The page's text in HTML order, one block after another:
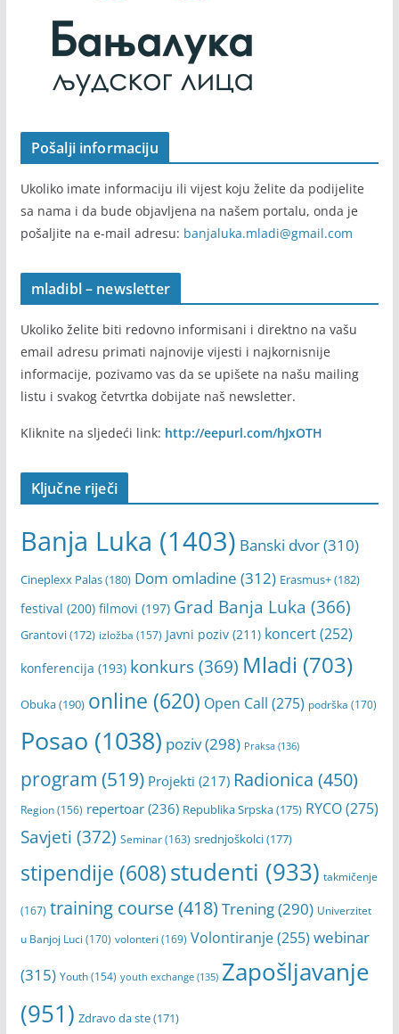
Pošalji informaciju
Ukoliko imate informaciju ili vijest koju želite da podijelite
sa nama i da bude objavljena na našem portalu, onda je
pošaljite na e-mail adresu: banjaluka.mladi@gmail.com
mladibl – newsletter
Ukoliko želite biti redovno informisani i direktno na vašu
email adresu primati najnovije vijesti i najkornisnije
informacije, pozivamo vas da se upišete na našu mailing
listu i svakog četvrtka dobijate naš newsletter.
Kliknite na sljedeći link: http://eepurl.com/hJxOTH
Ključne riječi
Banja Luka (1403) Banski dvor(310)
Cineplexx Palas(180) Dom omladine (312) Erasmus+(182)
festival (200) filmovi (197) Grad Banja Luka (366)
Grantovi(172) izložba (157) Javni poziv(211) koncert(252)
konferencija (193) konkurs(369) Mladi (703)
Obuka(190) online (620) Open Call (275) podrška (170)
Posao (1038) poziv(298) Praksa(136)
program (519) Projekti (217) Radionica (450)
Region(156) repertoar(236) Republika Srpska(175) RYCO(275)
Savjeti (372) Seminar(163) srednjoškolci(177)
stipendije (608)studenti (933) takmičenje
(167) training course(418) Trening(290) Univerzitet
u Banjoj Luci (170) volonteri (169) Volontiranje(255) webinar
(315) Youth(154) youth exchange(135) Zapošljavanje
(951) Zdravo da ste(171)